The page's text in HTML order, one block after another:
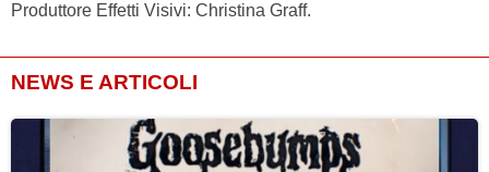
Produttore Effetti Visivi: Christina Graff.
NEWS E ARTICOLI